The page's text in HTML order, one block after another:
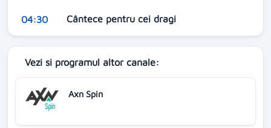
04:30 Cântece pentru cei dragi
Vezi si programul altor canale:
Axn Spin